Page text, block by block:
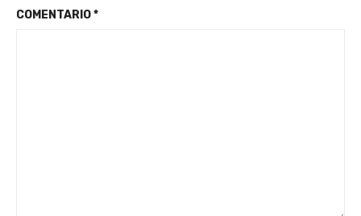
COMENTARIO*